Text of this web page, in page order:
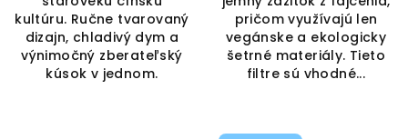
kultúru. Ručne tvarovaný
dizajn, chladivý dym a
výnimočný zberateľský
kúsok v jednom.
pričom využívajú len
vegánske a ekologicky
šetrné materiály. Tieto
filtre sú vhodné...